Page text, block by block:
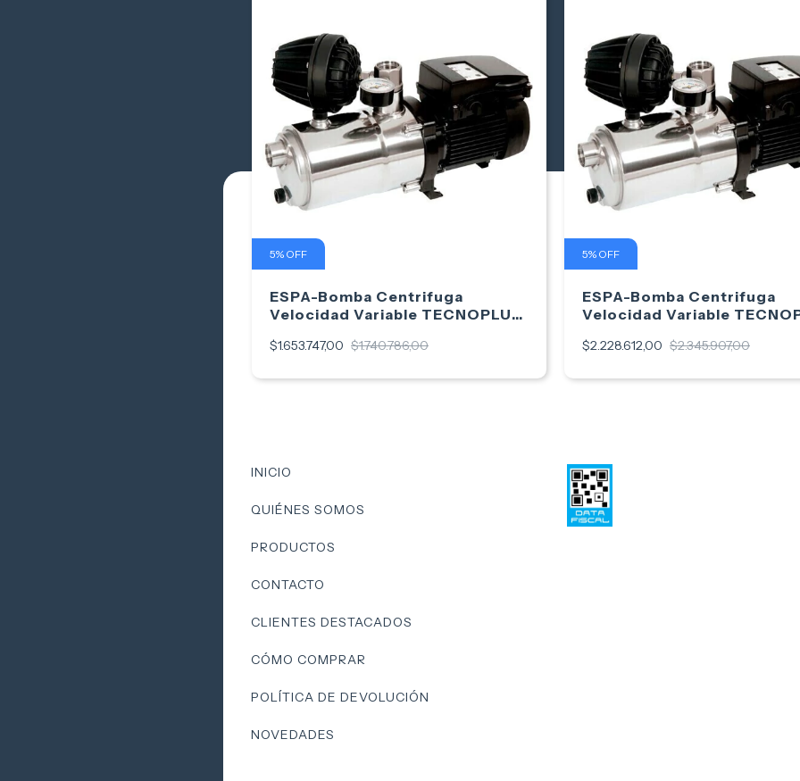
5% OFF
ESPA-Bomba Centrifuga
Velocidad Variable TECNOPLUS
$1.653.747,00 $1.740.786,00
5% OFF
ESPA-Bomba Centrifuga
Velocidad Variable
$2.228.612,00 $2.345.907,00
INICIO
QUIÉNES SOMOS
PRODUCTOS
CONTACTO
CLIENTES DESTACADOS
CÓMO COMPRAR
POLÍTICA DE DEVOLUCIÓN
NOVEDADES